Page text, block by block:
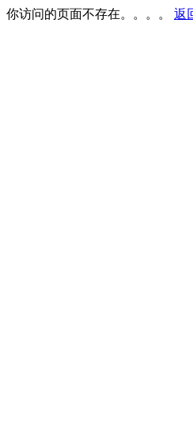
你访问的页面不存在。。。。 返